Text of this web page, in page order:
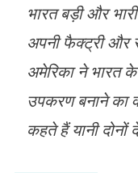
भारत बड़ी और
अपनी फैक्ट्री और
अमेरिका ने भारत
उपकरण बनाने का
कहते हैं यानी